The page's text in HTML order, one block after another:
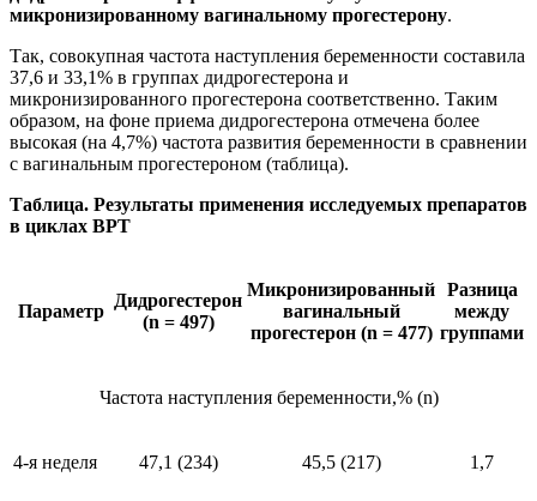
микронизированному вагинальному прогестерону.
Так, совокупная частота наступления беременности составила
37,6 и 33,1% в группах дидрогестерона и
микронизированного прогестерона соответственно. Таким
образом, на фоне приема дидрогестерона отмечена более
высокая (на 4,7%) частота развития беременности в сравнении
с вагинальным прогестероном (таблица).
Таблица. Результаты применения исследуемых препаратов
в циклах ВРТ
Параметр
Дидрогестерон
(n = 497)
Микронизированный
вагинальный
прогестерон (n = 477)
Разница
между
группами
Частота наступления беременности,% (n)
4-я неделя 47,1 (234) 45,5 (217) 1,7